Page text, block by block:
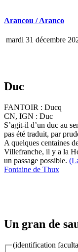
Arancou / Aranco
mardi 31 décembre
Duc
FANTOIR : Ducq
CN, IGN : Duc
S’agit-il d’un duc au
pas été traduit, par
A quelques centaines
Villefranche, il y a la
un passage possible.
Fontaine de Thux
Un gran de
(identification